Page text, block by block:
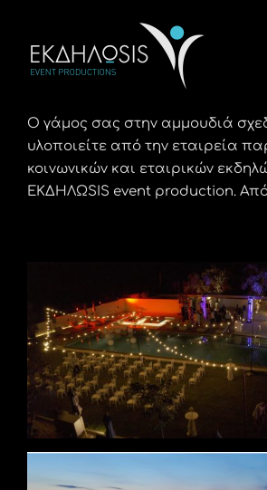
περιεχόμενο
Ο γάμος σας στην αμμουδιά
υλοποιείτε από την εταιρεία
κοινωνικών και εταιρικών
ΕΚΔΗΛΩSIS event production. Από